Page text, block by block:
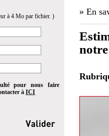
à 4 Mo par fichier. )
pour nous faire
à ICI
» En